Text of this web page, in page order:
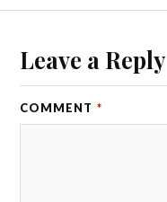
Leave a Reply
COMMENT *